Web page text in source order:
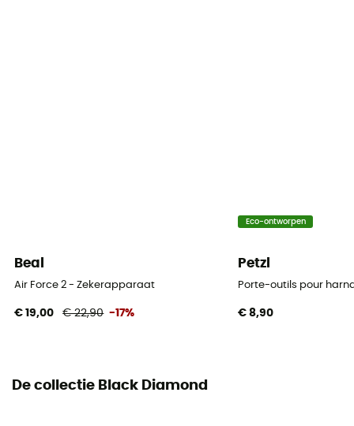
Beal
Air Force 2 - Zekerapparaat
€ 19,00 € 22,90 -17%
Eco-ontworpen
Petzl
Porte-outils pour
€ 8,90
De collectie Black Diamond